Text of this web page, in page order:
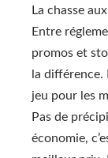
La chasse
Entre
promos et
la différence.
jeu pour les
Pas de
économie,